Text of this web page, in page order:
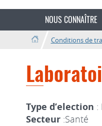
langue
NOUS CONNAÎTRE
Conditions de
Type d’election :
Secteur :Santé